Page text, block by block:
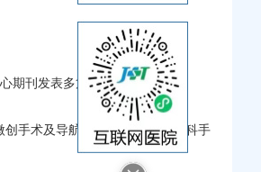
期刊发表多篇文章。
手术及导航/机器人辅助脊柱外科手